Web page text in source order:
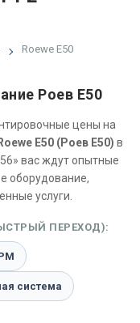
Roewe E50
Роев Е50
цены на
E50 (Роев Е50) в
вас ждут опытные
оборудование,
услуги.
ПЕРЕХОД):
система